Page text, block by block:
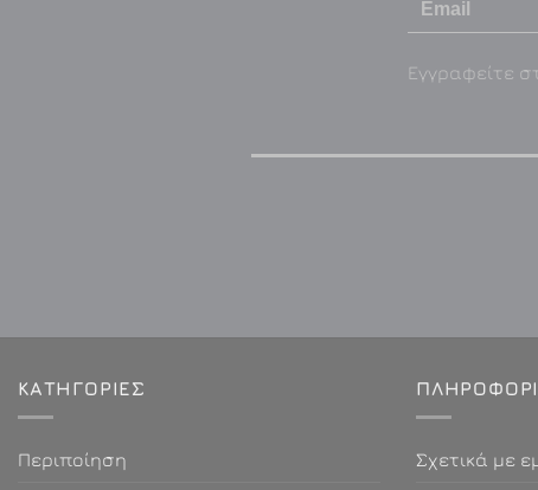
Εγγραφείτε
ΚΑΤΗΓΟΡΙΕΣ
Περιποίηση Σχετικά με